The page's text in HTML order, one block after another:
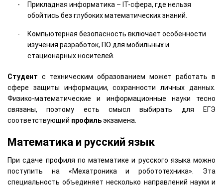
Прикладная информатика – IT-сфера, где нельзя
обойтись без глубоких математических знаний.
Компьютерная безопасность включает особенности
изучения разработок, ПО для мобильных и
стационарных носителей.
Студент с техническим образованием может работать в
сфере защиты информации, сохранности личных данных.
Физико-математические и информационные науки тесно
связаны, поэтому есть смысл выбирать для ЕГЭ
соответствующий профильэкзамена.
Математика и русский язык
При сдаче профиля по математике и русского языка можно
поступить на «Мехатроника и робототехника». Эта
специальность объединяет несколько направлений науки и